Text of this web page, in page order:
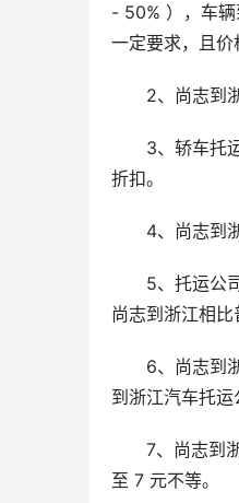
- 50% ），车
一定要求，且价
2、尚志到
3、轿车托
折扣。
4、尚志到
5、托运公
尚志到浙江相
6、尚志到
到浙江汽车托
7、尚志到
至 7 元不等。